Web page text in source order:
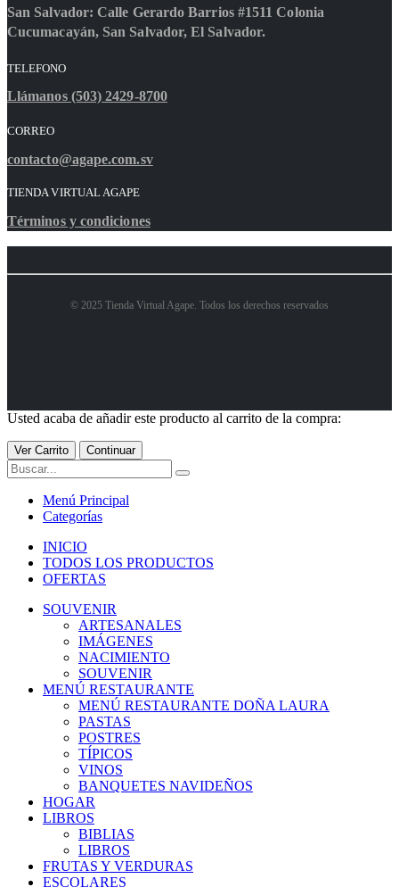
San Salvador: Calle Gerardo Barrios #1511 Colonia
Cucumacayán, San Salvador, El Salvador.
TELEFONO
Llámanos (503) 2429-8700
CORREO
contacto@agape.com.sv
TIENDA VIRTUAL AGAPE
Términos y condiciones
© 2025 Tienda Virtual Agape. Todos los derechos reservados
Usted acaba de añadir este producto al carrito de la compra:
Ver Carrito Continuar
Menú Principal
Categorías
INICIO
TODOS LOS PRODUCTOS
OFERTAS
SOUVENIR
ARTESANALES
IMÁGENES
NACIMIENTO
SOUVENIR
MENÚ RESTAURANTE
MENÚ RESTAURANTE DOÑA LAURA
PASTAS
POSTRES
TÍPICOS
VINOS
BANQUETES NAVIDEÑOS
HOGAR
LIBROS
BIBLIAS
LIBROS
FRUTAS Y VERDURAS
ESCOLARES